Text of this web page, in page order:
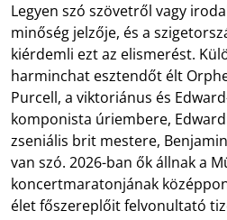
Legyen szó szövetről vagy
minőség jelzője, és a
kiérdemli ezt az elismerést.
harminchat esztendőt élt
Purcell, a viktoriánus és
komponista úriembere, Edward
zseniális brit mestere,
van szó. 2026-ban ők állnak a
koncertmaratonjának
élet főszereplőit felvonultató